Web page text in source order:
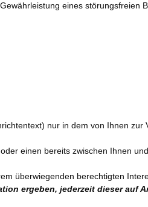
eines störungsfreien
nur in dem von Ihnen zur
einen bereits zwischen Ihnen
überwiegenden berechtigten
ergeben, jederzeit dieser auf